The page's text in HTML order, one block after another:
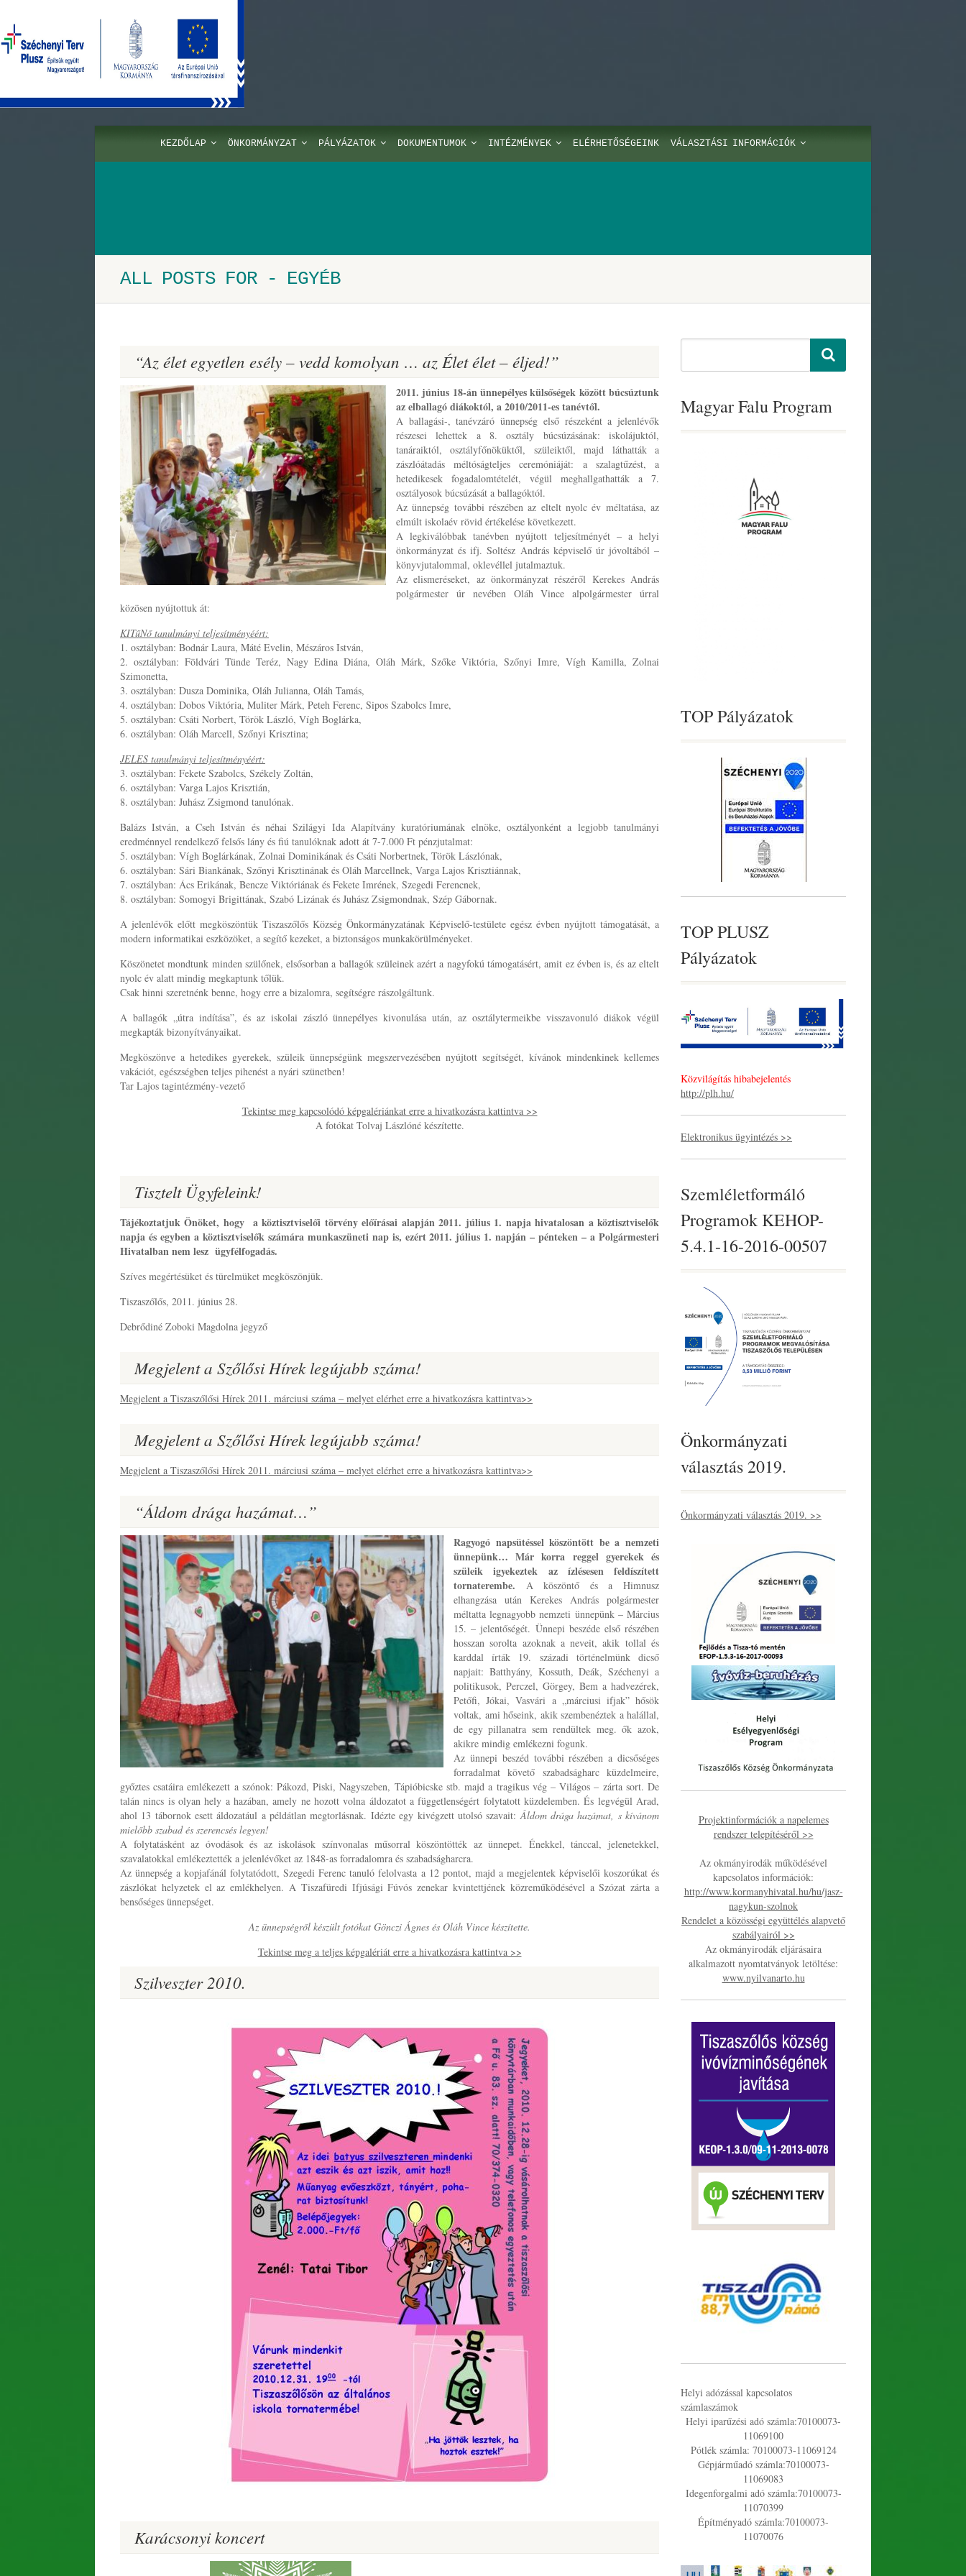
KEZDŐLAP ÖNKORMÁNYZAT PÁLYÁZATOK DOKUMENTUMOK INTÉZMÉNYEK ELÉRHETŐSÉGEINK VÁLASZTÁSI INFORMÁCIÓK
ALL POSTS FOR - EGYÉB
“Az élet egyetlen esély – vedd komolyan … az Élet élet – éljed!”
2011. június 18-án ünnepélyes külsőségek között búcsúztunk
az elballagó diákoktól, a 2010/2011-es tanévtől.
A ballagási-, tanévzáró ünnepség első részeként a jelenlévők
részesei lehettek a 8. osztály búcsúzásának: iskolájuktól,
tanáraiktól, osztályfőnöküktől, szüleiktől, majd láthatták a
zászlóátadás méltóságteljes ceremóniáját: a szalagtűzést, a
hetedikesek fogadalomtételét, végül meghallgathatták a 7.
osztályosok búcsúzását a ballagóktól.
Az ünnepség további részében az eltelt nyolc év méltatása, az
elmúlt iskolaév rövid értékelése következett.
A legkiválóbbak tanévben nyújtott teljesítményét – a helyi
önkormányzat és ifj. Soltész András képviselő úr jóvoltából –
könyvjutalommal, oklevéllel jutalmaztuk.
Az elismeréseket, az önkormányzat részéről Kerekes András
polgármester úr nevében Oláh Vince alpolgármester úrral
közösen nyújtottuk át:
KITűNő tanulmányi teljesítményéért:
1. osztályban: Bodnár Laura, Máté Evelin, Mészáros István,
2. osztályban: Földvári Tünde Teréz, Nagy Edina Diána, Oláh Márk, Szőke Viktória, Szőnyi Imre, Vígh Kamilla, Zolnai
Szimonetta,
3. osztályban: Dusza Dominika, Oláh Julianna, Oláh Tamás,
4. osztályban: Dobos Viktória, Muliter Márk, Peteh Ferenc, Sipos Szabolcs Imre,
5. osztályban: Csáti Norbert, Török László, Vígh Boglárka,
6. osztályban: Oláh Marcell, Szőnyi Krisztina;
JELES tanulmányi teljesítményéért:
3. osztályban: Fekete Szabolcs, Székely Zoltán,
6. osztályban: Varga Lajos Krisztián,
8. osztályban: Juhász Zsigmond tanulónak.
Balázs István, a Cseh István és néhai Szilágyi Ida Alapítvány kuratóriumának elnöke, osztályonként a legjobb tanulmányi
eredménnyel rendelkező felsős lány és fiú tanulóknak adott át 7-7.000 Ft pénzjutalmat:
5. osztályban: Vígh Boglárkának, Zolnai Dominikának és Csáti Norbertnek, Török Lászlónak,
6. osztályban: Sári Biankának, Szőnyi Krisztinának és Oláh Marcellnek, Varga Lajos Krisztiánnak,
7. osztályban: Ács Erikának, Bencze Viktóriának és Fekete Imrének, Szegedi Ferencnek,
8. osztályban: Somogyi Brigittának, Szabó Lizának és Juhász Zsigmondnak, Szép Gábornak.
A jelenlévők előtt megköszöntük Tiszaszőlős Község Önkormányzatának Képviselő-testülete egész évben nyújtott támogatását, a
modern informatikai eszközöket, a segítő kezeket, a biztonságos munkakörülményeket.
Köszönetet mondtunk minden szülőnek, elsősorban a ballagók szüleinek azért a nagyfokú támogatásért, amit ez évben is, és az eltelt
nyolc év alatt mindig megkaptunk tőlük.
Csak hinni szeretnénk benne, hogy erre a bizalomra, segítségre rászolgáltunk.
A ballagók „útra indítása”, és az iskolai zászló ünnepélyes kivonulása után, az osztálytermeikbe visszavonuló diákok végül
megkapták bizonyítványaikat.
Megköszönve a hetedikes gyerekek, szüleik ünnepségünk megszervezésében nyújtott segítségét, kívánok mindenkinek kellemes
vakációt, egészségben teljes pihenést a nyári szünetben!
Tar Lajos tagintézmény-vezető
Tekintse meg kapcsolódó képgalériánkat erre a hivatkozásra kattintva >>
A fotókat Tolvaj Lászlóné készítette.
Tisztelt Ügyfeleink!
Tájékoztatjuk Önöket, hogy a köztisztviselői törvény előírásai alapján 2011. július 1. napja hivatalosan a köztisztviselők
napja és egyben a köztisztviselők számára munkaszüneti nap is, ezért 2011. július 1. napján – pénteken – a Polgármesteri
Hivatalban nem lesz ügyfélfogadás.
Szíves megértésüket és türelmüket megköszönjük.
Tiszaszőlős, 2011. június 28.
Debrődiné Zoboki Magdolna jegyző
Megjelent a Szőlősi Hírek legújabb száma!
Megjelent a Tiszaszőlősi Hírek 2011. márciusi száma – melyet elérhet erre a hivatkozásra kattintva>>
Megjelent a Szőlősi Hírek legújabb száma!
Megjelent a Tiszaszőlősi Hírek 2011. márciusi száma – melyet elérhet erre a hivatkozásra kattintva>>
“Áldom drága hazámat…”
Ragyogó napsütéssel köszöntött be a nemzeti
ünnepünk… Már korra reggel gyerekek és
szüleik igyekeztek az ízlésesen feldíszített
tornaterembe. A köszöntő és a Himnusz
elhangzása után Kerekes András polgármester
méltatta legnagyobb nemzeti ünnepünk – Március
15. – jelentőségét. Ünnepi beszéde első részében
hosszan sorolta azoknak a neveit, akik tollal és
karddal írták 19. századi történelmünk dicső
napjait: Batthyány, Kossuth, Deák, Széchenyi a
politikusok, Perczel, Görgey, Bem a hadvezérek,
Petőfi, Jókai, Vasvári a „márciusi ifjak” hősök
voltak, ami hőseink, akik szembenéztek a halállal,
de egy pillanatra sem rendültek meg. ők azok,
akikre mindig emlékezni fogunk.
Az ünnepi beszéd további részében a dicsőséges
forradalmat követő szabadságharc küzdelmeire,
győztes csatáira emlékezett a szónok: Pákozd, Piski, Nagyszeben, Tápióbicske stb. majd a tragikus vég – Világos – zárta sort. De
talán nincs is olyan hely a hazában, amely ne hozott volna áldozatot a függetlenségért folytatott küzdelemben. És legvégül Arad,
ahol 13 tábornok esett áldozatául a példátlan megtorlásnak. Idézte egy kivégzett utolsó szavait:Áldom drága hazámat, s kívánom
mielőbb szabad és szerencsés legyen!
A folytatásként az óvodások és az iskolások színvonalas műsorral köszöntötték az ünnepet. Énekkel, tánccal, jelenetekkel,
szavalatokkal emlékeztették a jelenlévőket az 1848-as forradalomra és szabadságharcra.
Az ünnepség a kopjafánál folytatódott, Szegedi Ferenc tanuló felolvasta a 12 pontot, majd a megjelentek képviselői koszorúkat és
zászlókat helyzetek el az emlékhelyen. A Tiszafüredi Ifjúsági Fúvós zenekar kvintettjének közreműködésével a Szózat zárta a
bensőséges ünnepséget.
Az ünnepségről készült fotókat Gönczi Ágnes és Oláh Vince készítette.
Tekintse meg a teljes képgalériát erre a hivatkozásra kattintva >>
Szilveszter 2010.
Karácsonyi koncert
Magyar Falu Program
TOP Pályázatok
TOP PLUSZ
Pályázatok
Közvilágítás hibabejelentés
http://plh.hu/
Elektronikus ügyintézés >>
Szemléletformáló
Programok KEHOP-
5.4.1-16-2016-00507
Önkormányzati
választás 2019.
Önkormányzati választás 2019. >>
Projektinformációk a napelemes
rendszer telepítéséről >>
Az okmányirodák működésével
kapcsolatos információk:
http://www.kormanyhivatal.hu/hu/jasz-
nagykun-szolnok
Rendelet a közösségi együttélés alapvető
szabályairól >>
Az okmányirodák eljárásaira
alkalmazott nyomtatványok letöltése:
www.nyilvanarto.hu
Helyi adózással kapcsolatos
számlaszámok
Helyi iparűzési adó számla:70100073-
11069100
Pótlék számla: 70100073-11069124
Gépjárműadó számla:70100073-
11069083
Idegenforgalmi adó számla:70100073-
11070399
Építményadó számla:70100073-
11070076